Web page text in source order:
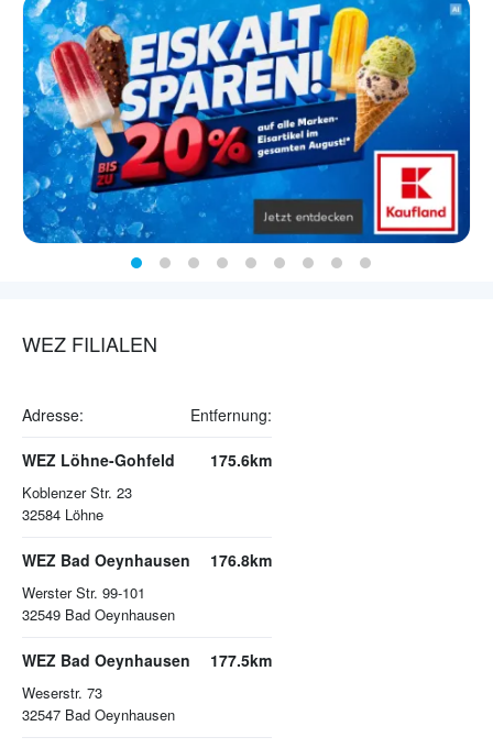
WEZ FILIALEN
Adresse: Entfernung:
WEZ Löhne-Gohfeld
Koblenzer Str. 23
32584 Löhne
175.6km
WEZ Bad Oeynhausen
Werster Str. 99-101
32549 Bad Oeynhausen
176.8km
WEZ Bad Oeynhausen
Weserstr. 73
32547 Bad Oeynhausen
177.5km